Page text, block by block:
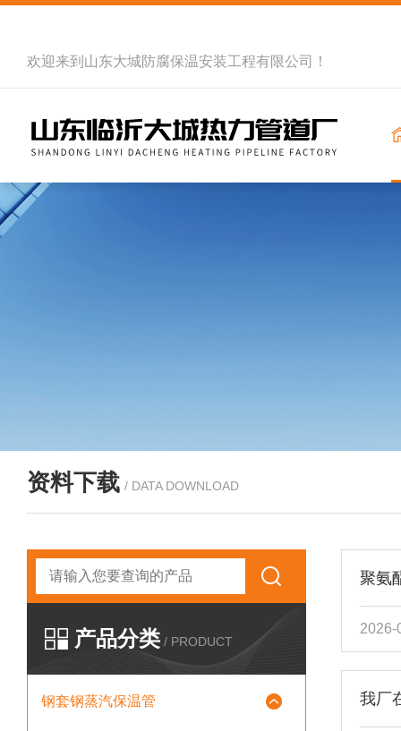
欢迎来到 山东大城防腐保温安装工程有限公司 ！
资料下载 / DATA DOWNLOAD
产品分类 / PRODUCT
钢套钢蒸汽保温管
聚氨
2026-
我厂